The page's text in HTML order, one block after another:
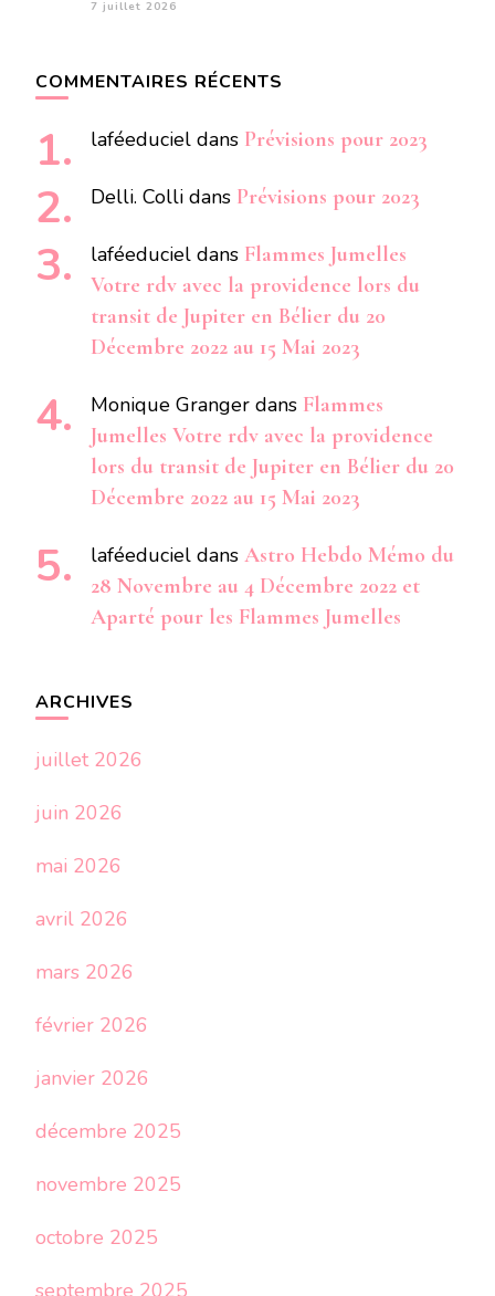
7 juillet 2026
COMMENTAIRES RÉCENTS
laféeduciel dans Prévisions pour 2023
Delli. Colli dans Prévisions pour 2023
laféeduciel dans Flammes Jumelles
Votre rdv avec la providence lors du
transit de Jupiter en Bélier du 20
Décembre 2022 au 15 Mai 2023
Monique Granger dans Flammes
Jumelles Votre rdv avec la providence
lors du transit de Jupiter en Bélier du 20
Décembre 2022 au 15 Mai 2023
laféeduciel dans Astro Hebdo Mémo du
28 Novembre au 4 Décembre 2022 et
Aparté pour les Flammes Jumelles
ARCHIVES
juillet 2026
juin 2026
mai 2026
avril 2026
mars 2026
février 2026
janvier 2026
décembre 2025
novembre 2025
octobre 2025
septembre 2025